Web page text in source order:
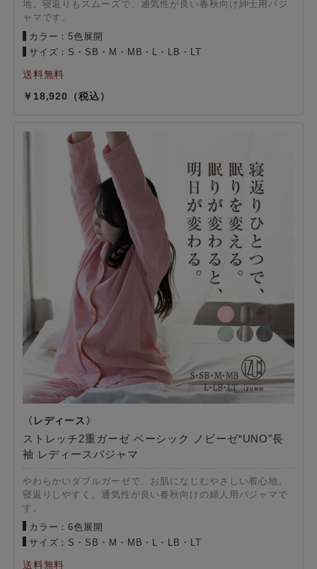
地。寝返りもスムーズで、通気性が良い春秋向け紳士用パジ
ャマです。
カラー：5色展開
サイズ：S・SB・M・MB・L・LB・LT
18,920
ストレッチ2重ガーゼ ベーシック ノビーゼ“UNO”長
袖 レディースパジャマ
やわらかいダブルガーゼで、お肌になじむやさしい着心地。
寝返りしやすく、通気性が良い春秋向けの婦人用パジャマで
す。
カラー：6色展開
サイズ：S・SB・M・MB・L・LB・LT